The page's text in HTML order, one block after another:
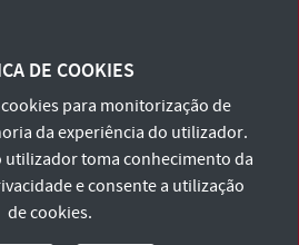
Condições e Política de Privacidade
de Acessibilidade
DE COOKIES
para monitorização de
da experiência do utilizador.
toma conhecimento da
e consente a utilização
de cookies.